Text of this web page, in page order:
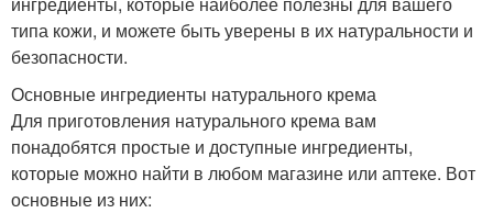
типа кожи, и можете быть уверены в их натуральности и
безопасности.
Основные ингредиенты натурального крема
Для приготовления натурального крема вам
понадобятся простые и доступные ингредиенты,
которые можно найти в любом магазине или аптеке. Вот
основные из них: